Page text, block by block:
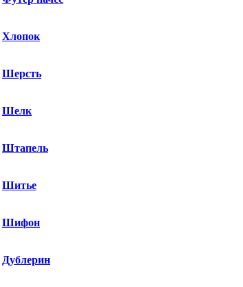
Хлопок
Шерсть
Шелк
Штапель
Шитье
Шифон
Дублерин